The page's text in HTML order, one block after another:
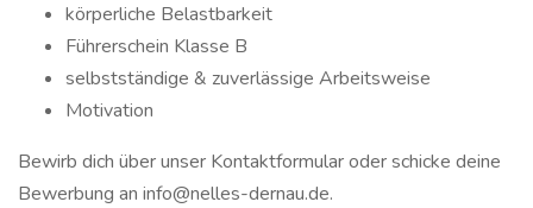
körperliche Belastbarkeit
Führerschein Klasse B
selbstständige & zuverlässige Arbeitsweise
Motivation
Bewirb dich über unser Kontaktformular oder schicke deine
Bewerbung an info@nelles-dernau.de.